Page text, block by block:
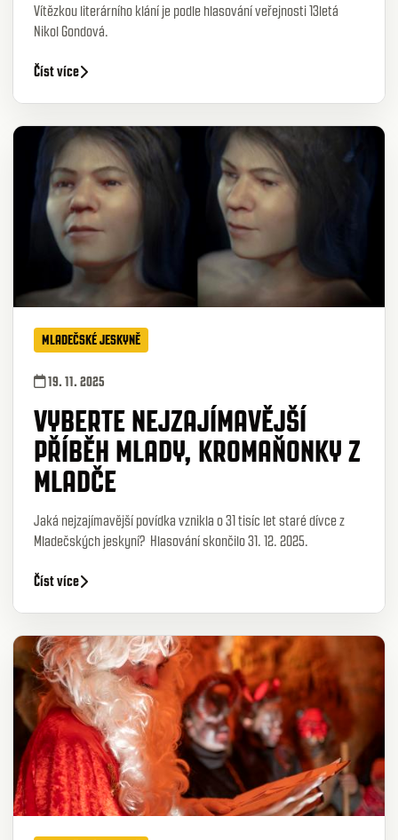
Vítězkou literárního klání je podle hlasování veřejnosti 13letá
Nikol Gondová.
Číst více
MLADEČSKÉ JESKYNĚ
19. 11. 2025
VYBERTE NEJZAJÍMAVĚJŠÍ
PŘÍBĚH MLADY, KROMAŇONKY Z
MLADČE
Jaká nejzajímavější povídka vznikla o 31 tisíc let staré dívce z
Mladečských jeskyní? Hlasování skončilo 31. 12. 2025.
Číst více